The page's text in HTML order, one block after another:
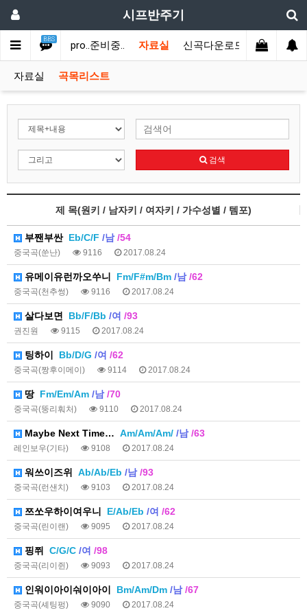
시프반주기
BBS
커뮤니티 CL pro..준비중.. 자료실 신곡다운로드 새찬송가
자료실 곡목리스트
검색
제 목(원키 / 남자키 / 여자키 / 가수성별 / 템포)
부짼부싼 Eb/C/F /남 /54
중국곡(쑨난) 9116 2017.08.24
유메이유런까오쑤니 Fm/F#m/Bm /남 /62
중국곡(천추썽) 9116 2017.08.24
살다보면 Bb/F/Bb /여 /93
권진원 9115 2017.08.24
팅하이 Bb/D/G /여 /62
중국곡(짱후이메이) 9114 2017.08.24
땅 Fm/Em/Am /남 /70
중국곡(뚱리훠처) 9110 2017.08.24
Maybe Next Time… Am/Am/Am/ /남 /63
레인보우(기타) 9108 2017.08.24
워쓰이즈위 Ab/Ab/Eb /남 /93
중국곡(런샌치) 9103 2017.08.24
쯔쏘우하이여우니 E/Ab/Eb /여 /62
중국곡(린이랜) 9095 2017.08.24
핑쮜 C/G/C /여 /98
중국곡(리이쥔) 9093 2017.08.24
인워이아이숴이아이 Bm/Am/Dm /남 /67
중국곡(셰팅펑) 9090 2017.08.24